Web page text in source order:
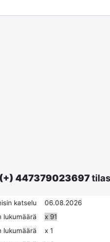
(+) 447379023697
katselu
06.08.2026
lukumäärä
x 91
lukumäärä
x 1